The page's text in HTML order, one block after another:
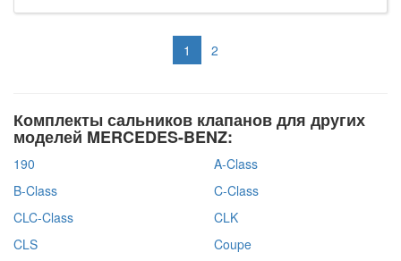
1 2
Комплекты сальников клапанов для других
моделей MERCEDES-BENZ:
190
A-Class
B-Class
C-Class
CLC-Class
CLK
CLS
Coupe